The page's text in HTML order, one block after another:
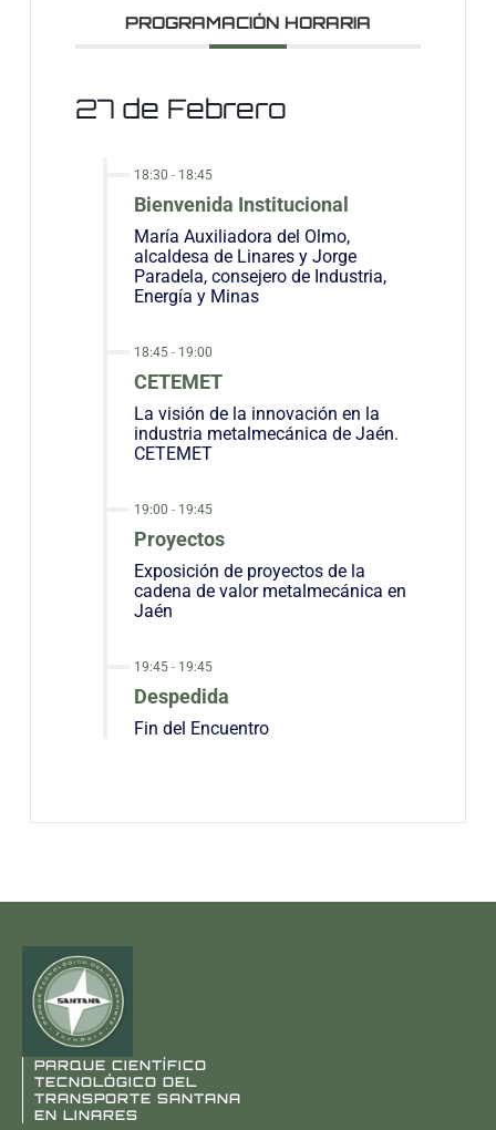
PROGRAMACIÓN HORARIA
27 de Febrero
18:30 - 18:45
Bienvenida Institucional
María Auxiliadora del Olmo,
alcaldesa de Linares y Jorge
Paradela, consejero de Industria,
Energía y Minas
18:45 - 19:00
CETEMET
La visión de la innovación en la
industria metalmecánica de Jaén.
CETEMET
19:00 - 19:45
Proyectos
Exposición de proyectos de la
cadena de valor metalmecánica en
Jaén
19:45 - 19:45
Despedida
Fin del Encuentro
PARQUE CIENTÍFICO
TECNOLÓGICO DEL
TRANSPORTE SANTANA
EN LINARES